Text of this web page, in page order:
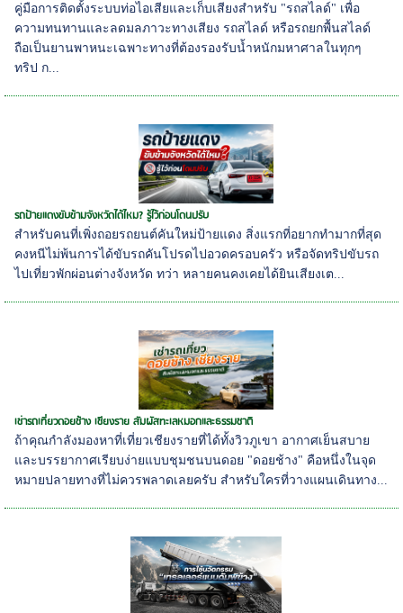
คู่มือการติดตั้งระบบท่อไอเสียและเก็บเสียงสำหรับ "รถสไลด์" เพื่อ
ความทนทานและลดมลภาวะทางเสียง รถสไลด์ หรือรถยกพื้นสไลด์
ถือเป็นยานพาหนะเฉพาะทางที่ต้องรองรับน้ำหนักมหาศาลในทุกๆ
ทริป ก...
รถป้ายแดงขับข้ามจังหวัดได้ไหม? รู้ไว้ก่อนโดนปรับ
สำหรับคนที่เพิ่งถอยรถยนต์คันใหม่ป้ายแดง สิ่งแรกที่อยากทำมากที่สุด
คงหนีไม่พ้นการได้ขับรถคันโปรดไปอวดครอบครัว หรือจัดทริปขับรถ
ไปเที่ยวพักผ่อนต่างจังหวัด ทว่า หลายคนคงเคยได้ยินเสียงเต...
เช่ารถเที่ยวดอยช้าง เชียงราย สัมผัสทะเลหมอกและธรรมชาติ
ถ้าคุณกำลังมองหาที่เที่ยวเชียงรายที่ได้ทั้งวิวภูเขา อากาศเย็นสบาย
และบรรยากาศเรียบง่ายแบบชุมชนบนดอย "ดอยช้าง" คือหนึ่งในจุด
หมายปลายทางที่ไม่ควรพลาดเลยครับ สำหรับใครที่วางแผนเดินทาง...